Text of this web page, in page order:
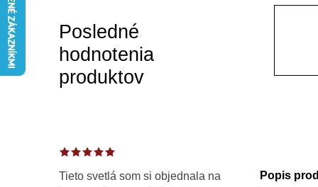
lPosledné
hodnotenia
produktov
Tieto svetlá som si objednala na
Popis